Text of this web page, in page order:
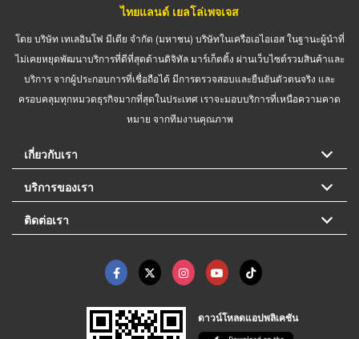
ไทยแลนด์ เยลโล่เพจเจส
โดย บริษัท เทเลอินโฟ มีเดีย จำกัด (มหาชน) บริษัทในเครือเอไอเอส ในฐานะผู้นำที่
ไม่เคยหยุดพัฒนาบริการที่ดีที่สุดด้านดิจิทัล มาร์เก็ตติ้ง ผ่านเว็บไซต์รวมสินค้าและ
บริการ จากผู้ประกอบการที่เชื่อถือได้ มีการตรวจสอบและยืนยันตัวตนจริง และ
ครอบคลุมทุกหมวดธุรกิจมากที่สุดในประเทศ เราจะมอบบริการที่เหนือความคาด
หมาย จากทีมงานคุณภาพ
เกี่ยวกับเรา
บริการของเรา
ติดต่อเรา
ดาวน์โหลดแอปพลิเคชัน